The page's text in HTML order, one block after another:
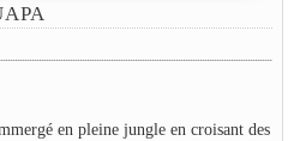
en pleine jungle en croisant des